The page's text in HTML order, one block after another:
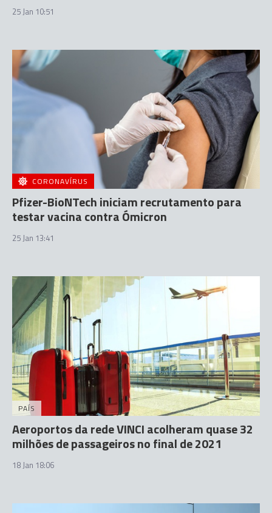
25 Jan 10:51
CORONAVÍRUS
Pfizer-BioNTech iniciam recrutamento para
testar vacina contra Ómicron
25 Jan 13:41
PAÍS
Aeroportos da rede VINCI acolheram quase 32
milhões de passageiros no final de 2021
18 Jan 18:06